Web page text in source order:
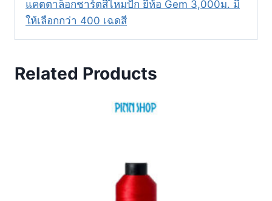
แคตตาล็อกชาร์ตสีไหมปัก ยี่ห้อ Gem 3,000ม. มี
ให้เลือกกว่า 400 เฉดสี
Related Products